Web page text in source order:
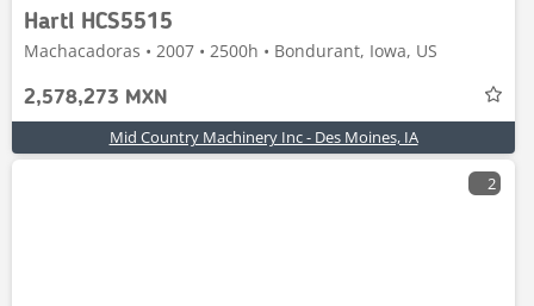
Hartl HCS5515
Machacadoras • 2007 • 2500h • Bondurant, Iowa, US
2,578,273 MXN
Mid Country Machinery Inc - Des Moines, IA
2